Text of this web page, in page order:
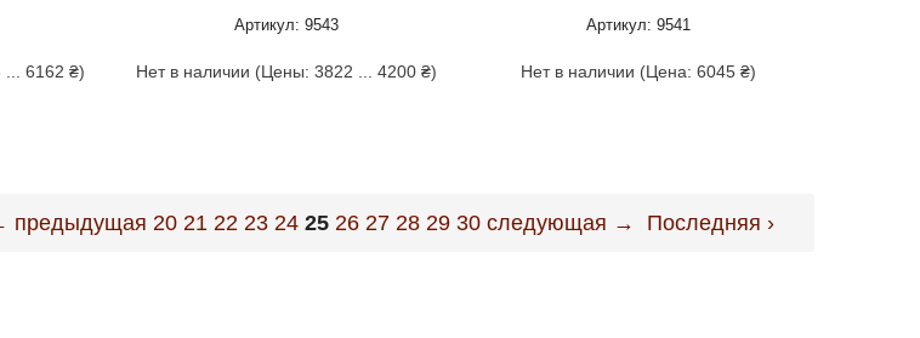
... 6162 ₴)
Артикул: 9543
Нет в наличии (Цены: 3822 ... 4200 ₴)
Артикул: 9541
Нет в наличии (Цена: 6045 ₴)
предыдущая 20 21 22 23 24 25 26 27 28 29 30 следующая → Последняя ›